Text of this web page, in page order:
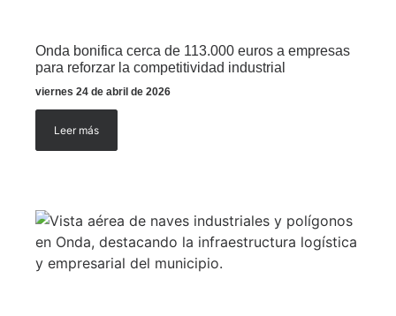
Onda bonifica cerca de 113.000 euros a empresas
para reforzar la competitividad industrial
viernes 24 de abril de 2026
Leer más